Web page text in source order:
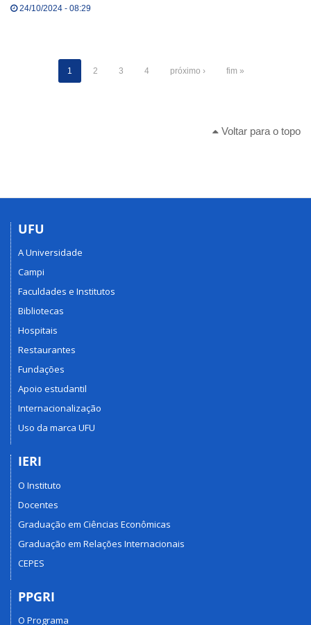
24/10/2024 - 08:29
1 2 3 4 próximo › fim »
Voltar para o topo
UFU
A Universidade
Campi
Faculdades e Institutos
Bibliotecas
Hospitais
Restaurantes
Fundações
Apoio estudantil
Internacionalização
Uso da marca UFU
IERI
O Instituto
Docentes
Graduação em Ciências Econômicas
Graduação em Relações Internacionais
CEPES
PPGRI
O Programa